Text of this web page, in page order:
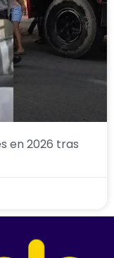
en 2026 tras